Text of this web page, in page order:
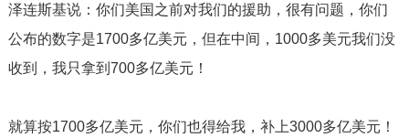
泽连斯基说：你们美国之前对我们的援助，很有问题，你们
公布的数字是1700多亿美元，但在中间， 1000多美元我们没
收到，我只拿到 700多亿美元！
就算按1700多亿美元，你们也得给我，补上3000多亿美元！